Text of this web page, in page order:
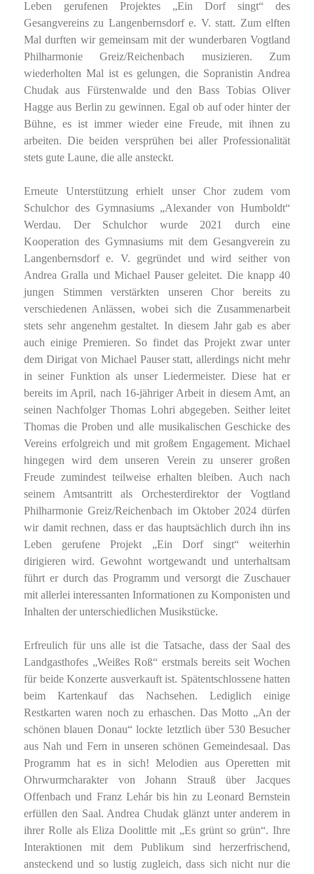
Leben gerufenen Projektes „Ein Dorf singt“ des
Gesangvereins zu Langenbernsdorf e. V. statt. Zum elften
Mal durften wir gemeinsam mit der wunderbaren Vogtland
Philharmonie Greiz/Reichenbach musizieren. Zum
wiederholten Mal ist es gelungen, die Sopranistin Andrea
Chudak aus Fürstenwalde und den Bass Tobias Oliver
Hagge aus Berlin zu gewinnen. Egal ob auf oder hinter der
Bühne, es ist immer wieder eine Freude, mit ihnen zu
arbeiten. Die beiden versprühen bei aller Professionalität
stets gute Laune, die alle ansteckt.
Erneute Unterstützung erhielt unser Chor zudem vom
Schulchor des Gymnasiums „Alexander von Humboldt“
Werdau. Der Schulchor wurde 2021 durch eine
Kooperation des Gymnasiums mit dem Gesangverein zu
Langenbernsdorf e. V. gegründet und wird seither von
Andrea Gralla und Michael Pauser geleitet. Die knapp 40
jungen Stimmen verstärkten unseren Chor bereits zu
verschiedenen Anlässen, wobei sich die Zusammenarbeit
stets sehr angenehm gestaltet. In diesem Jahr gab es aber
auch einige Premieren. So findet das Projekt zwar unter
dem Dirigat von Michael Pauser statt, allerdings nicht mehr
in seiner Funktion als unser Liedermeister. Diese hat er
bereits im April, nach 16-jähriger Arbeit in diesem Amt, an
seinen Nachfolger Thomas Lohri abgegeben. Seither leitet
Thomas die Proben und alle musikalischen Geschicke des
Vereins erfolgreich und mit großem Engagement. Michael
hingegen wird dem unseren Verein zu unserer großen
Freude zumindest teilweise erhalten bleiben. Auch nach
seinem Amtsantritt als Orchesterdirektor der Vogtland
Philharmonie Greiz/Reichenbach im Oktober 2024 dürfen
wir damit rechnen, dass er das hauptsächlich durch ihn ins
Leben gerufene Projekt „Ein Dorf singt“ weiterhin
dirigieren wird. Gewohnt wortgewandt und unterhaltsam
führt er durch das Programm und versorgt die Zuschauer
mit allerlei interessanten Informationen zu Komponisten und
Inhalten der unterschiedlichen Musikstücke.
Erfreulich für uns alle ist die Tatsache, dass der Saal des
Landgasthofes „Weißes Roß“ erstmals bereits seit Wochen
für beide Konzerte ausverkauft ist. Spätentschlossene hatten
beim Kartenkauf das Nachsehen. Lediglich einige
Restkarten waren noch zu erhaschen. Das Motto „An der
schönen blauen Donau“ lockte letztlich über 530 Besucher
aus Nah und Fern in unseren schönen Gemeindesaal. Das
Programm hat es in sich! Melodien aus Operetten mit
Ohrwurmcharakter von Johann Strauß über Jacques
Offenbach und Franz Lehár bis hin zu Leonard Bernstein
erfüllen den Saal. Andrea Chudak glänzt unter anderem in
ihrer Rolle als Eliza Doolittle mit „Es grünt so grün“. Ihre
Interaktionen mit dem Publikum sind herzerfrischend,
ansteckend und so lustig zugleich, dass sich nicht nur die